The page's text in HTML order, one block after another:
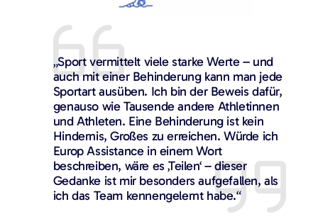
„Sport vermittelt viele starke Werte – und
auch mit einer Behinderung kann man jede
Sportart ausüben. Ich bin der Beweis dafür,
genauso wie Tausende andere Athletinnen
und Athleten. Eine Behinderung ist kein
Hindernis, Großes zu erreichen. Würde ich
Europ Assistance in einem Wort
beschreiben, wäre es ‚Teilen‘ – dieser
Gedanke ist mir besonders aufgefallen, als
ich das Team kennengelernt habe.“